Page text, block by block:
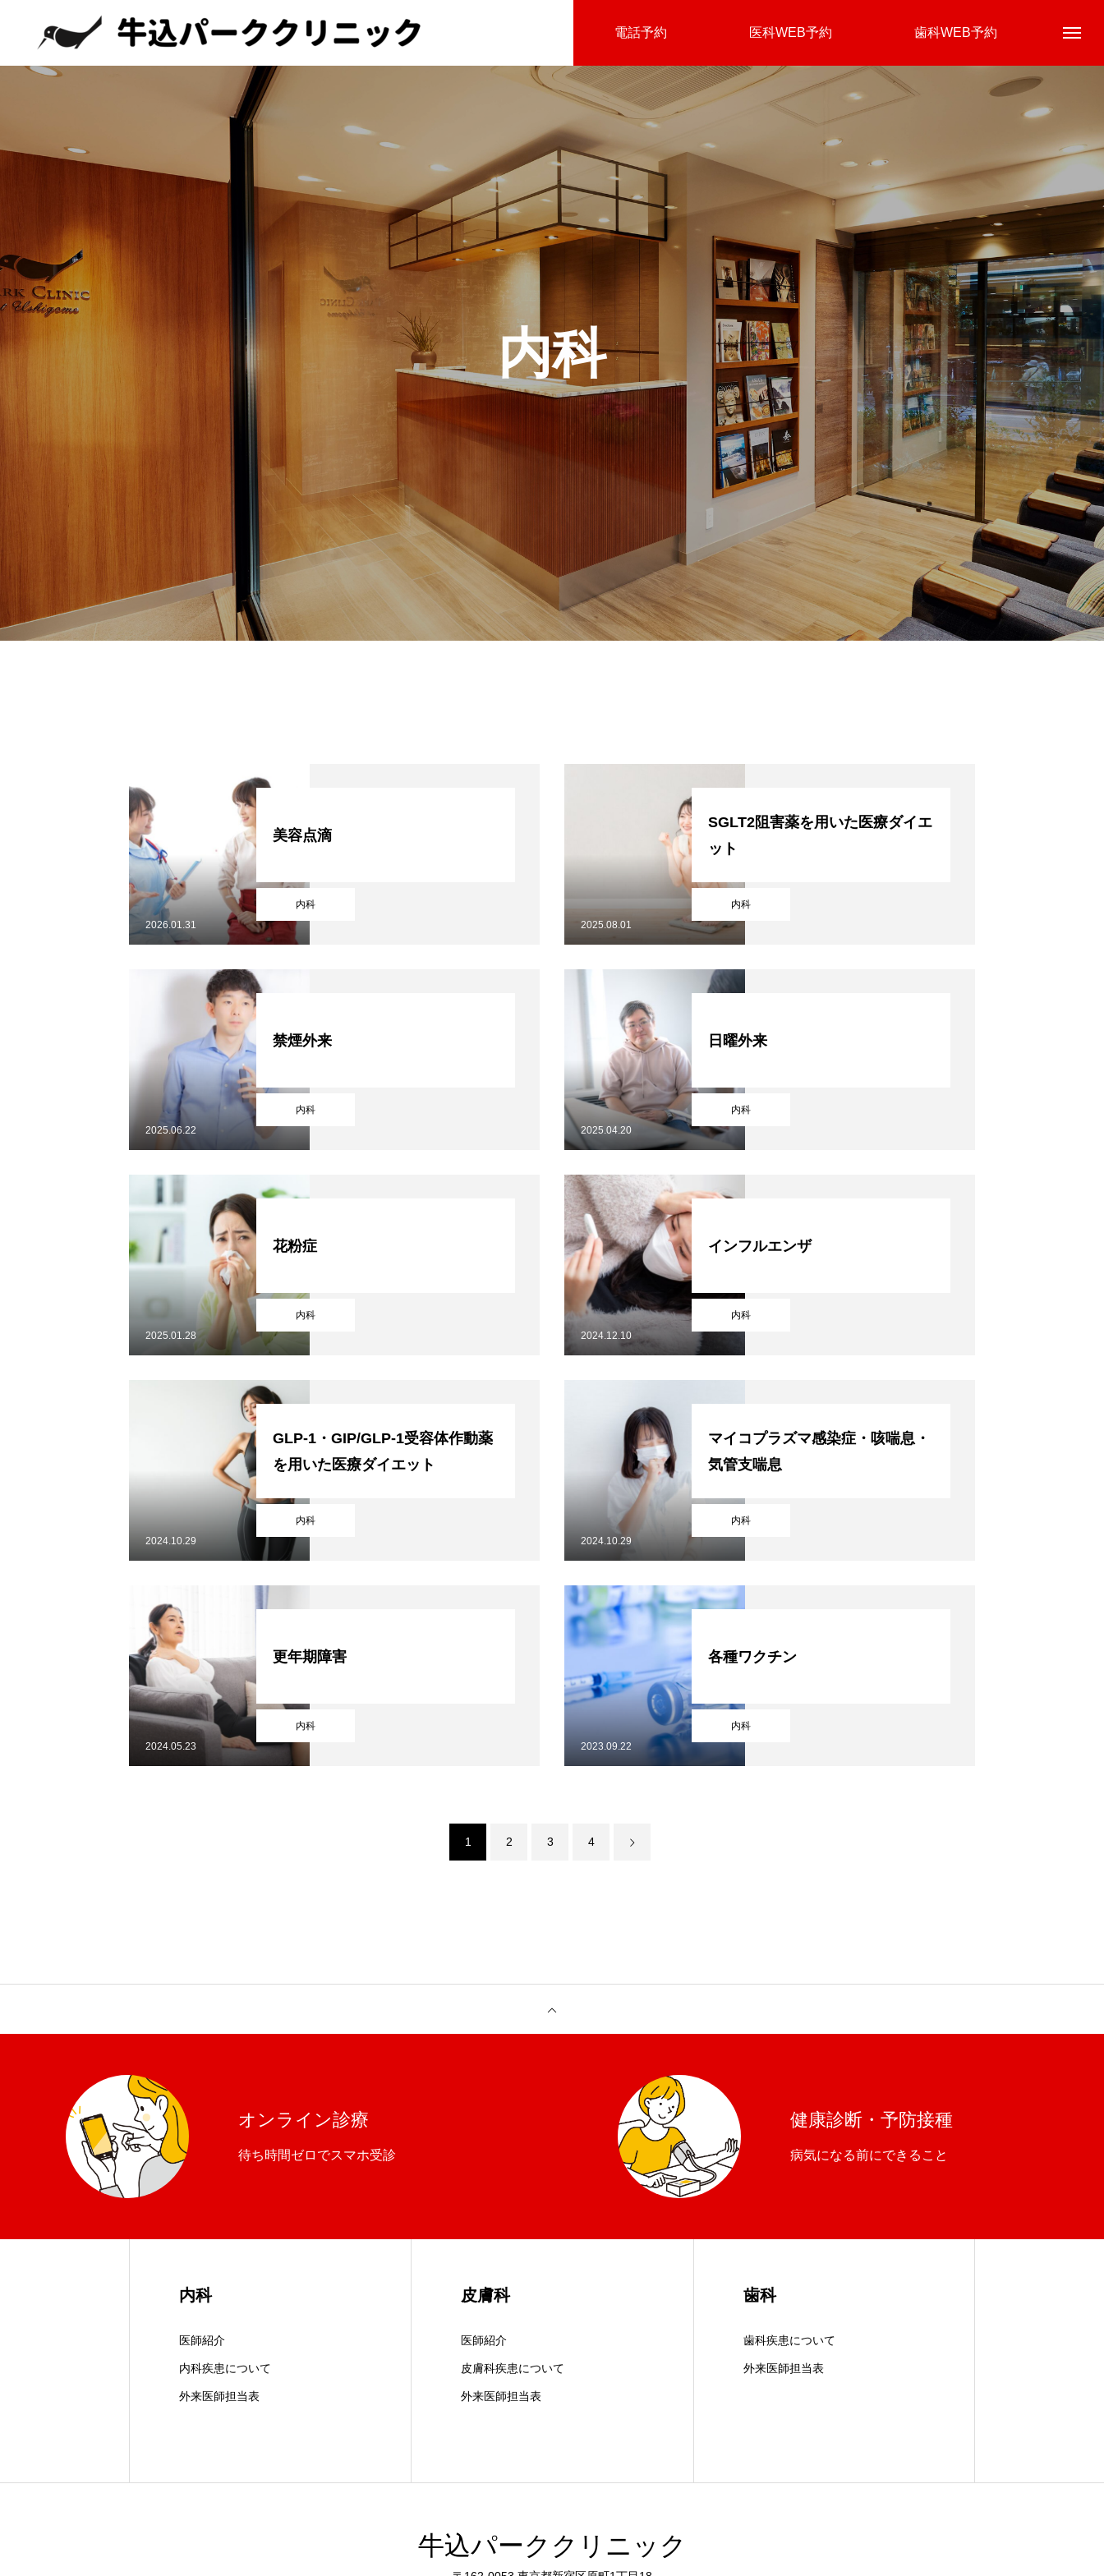
電話予約 医科WEB予約 歯科WEB予約
内科
歯科
アクセス 電話予約
医療DX推進体制整備加算、在宅医療DX情報活用加算に係る掲示について
内科
内科
美容点滴
2026.01.31
内科
SGLT2阻害薬を用いた医療ダイエ
ット
2025.08.01
内科
禁煙外来
2025.06.22
内科
日曜外来
2025.04.20
内科
花粉症
2025.01.28
内科
インフルエンザ
2024.12.10
内科
GLP-1・GIP/GLP-1受容体作動薬
を用いた医療ダイエット
2024.10.29
内科
マイコプラズマ感染症・咳喘息・
気管支喘息
2024.10.29
内科
更年期障害
2024.05.23
内科
各種ワクチン
2023.09.22
1 2 3 4
オンライン診療
待ち時間ゼロでスマホ受診
健康診断・予防接種
病気になる前にできること
内科
医師紹介
内科疾患について
外来医師担当表
皮膚科
医師紹介
皮膚科疾患について
外来医師担当表
歯科
歯科疾患について
外来医師担当表
牛込パーククリニック